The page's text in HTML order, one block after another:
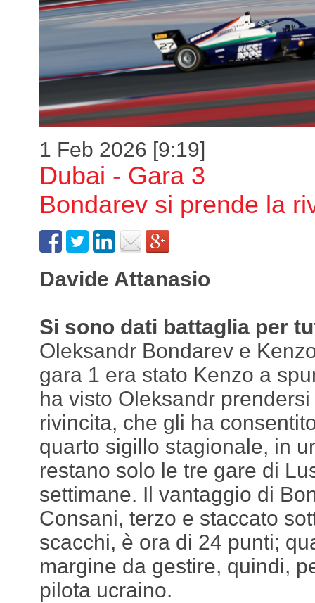
1 Feb 2026 [9:19]
Dubai - Gara 3
Bondarev si prende la
Davide Attanasio
Si sono dati battaglia per
Oleksandr Bondarev e
gara 1 era stato Kenzo a
ha visto Oleksandr
rivincita, che gli ha
quarto sigillo stagionale, in
restano solo le tre gare di
settimane. Il vantaggio di
Consani, terzo e staccato
scacchi, è ora di 24 punti;
margine da gestire, quindi,
pilota ucraino.